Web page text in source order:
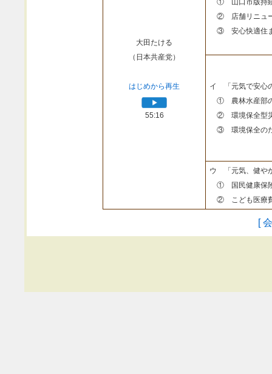
大田たける
（日本共産党）
はじめから再生
55:16
① 山口市版持続
② 店舗リニュー
③ 安心快適住ま
イ 「元気で安心
① 農林水産部
② 環境保全型
③ 環境保全のた
ウ 「元気、健や
① 国民健康保険
② こども医療費
[